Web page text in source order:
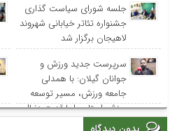
جلسه شورای سیاست گذاری
جشنواره تئاتر خیابانی شهروند
لاهیجان برگزار شد
سرپرست جدید ورزش و
جوانان گیلان: با همدلی
جامعه ورزش، مسیر توسعه
ورزش استان را با قدرت دنبال
می‌کنیم